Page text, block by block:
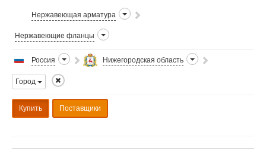
Нержавеющая арматура
Нержавеющие фланцы
Россия Нижегородская область
Город
Купить Поставщики